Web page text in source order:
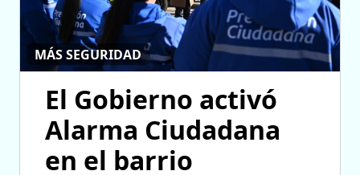
MÁS SEGURIDAD
El Gobierno activó
Alarma Ciudadana
en el barrio